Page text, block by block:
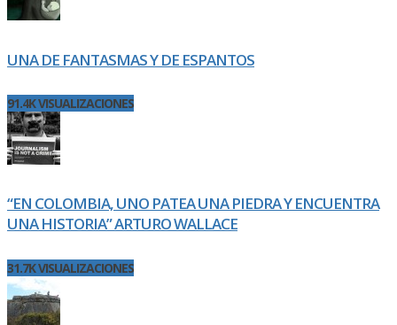
UNA DE FANTASMAS Y DE ESPANTOS
91.4K VISUALIZACIONES
“EN COLOMBIA, UNO PATEA UNA PIEDRA Y ENCUENTRA
UNA HISTORIA” ARTURO WALLACE
31.7K VISUALIZACIONES